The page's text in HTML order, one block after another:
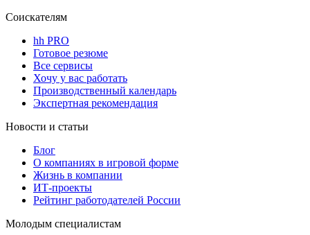
Соискателям
hh PRO
Готовое резюме
Все сервисы
Хочу у вас работать
Производственный календарь
Экспертная рекомендация
Новости и статьи
Блог
О компаниях в игровой форме
Жизнь в компании
ИТ-проекты
Рейтинг работодателей России
Молодым специалистам